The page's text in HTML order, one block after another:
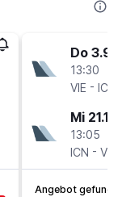
Do 3.9.
13:30
VIE - ICN
Mi 21.10.
13:05
ICN - VIE
Angebot